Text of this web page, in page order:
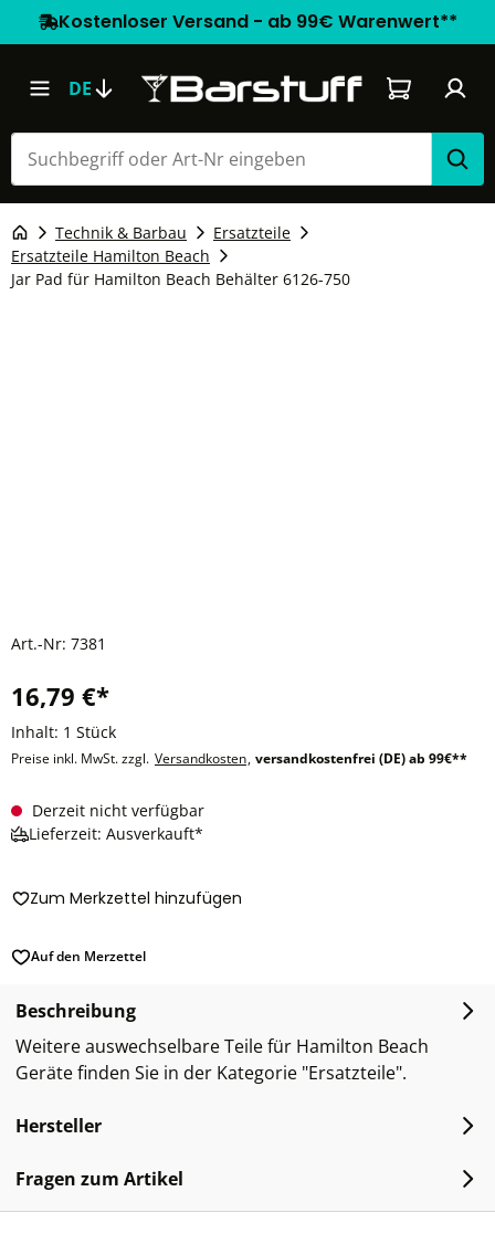
Kostenloser Versand - ab 99€ Warenwert**
DE Warenkorb
Technik & Barbau
Ersatzteile
Ersatzteile Hamilton Beach
Jar Pad für Hamilton Beach Behälter 6126-750
Art.-Nr: 7381
16,79 €*
Inhalt: 1 Stück
Preise inkl. MwSt. zzgl. Versandkosten, versandkostenfrei (DE) ab 99€**
Derzeit nicht verfügbar
Lieferzeit: Ausverkauft*
Zum Merkzettel hinzufügen
Auf den Merzettel
Beschreibung
Weitere auswechselbare Teile für Hamilton Beach
Geräte finden Sie in der Kategorie "Ersatzteile".
Hersteller
Fragen zum Artikel